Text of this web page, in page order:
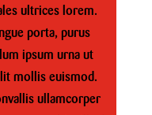
ultrices lorem.
porta, purus
ipsum urna ut
mollis euismod.
ullamcorper